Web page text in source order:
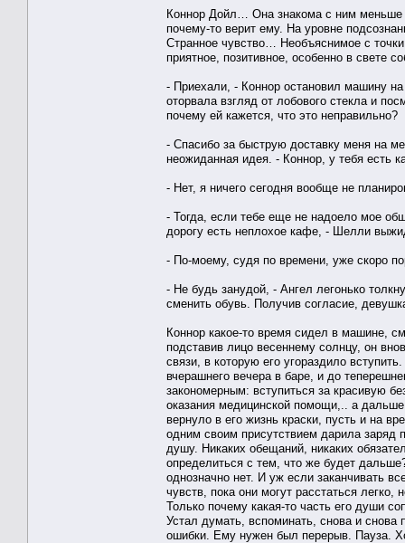
Коннор Дойл… Она знакома с ним меньше
почему-то верит ему. На уровне
Странное чувство… Необъяснимое с
приятное, позитивное, особенно в свете
- Приехали, - Коннор остановил машину
оторвала взгляд от лобового стекла и
почему ей кажется, что это неправильно?
- Спасибо за быструю доставку меня на
неожиданная идея. - Коннор, у тебя есть
- Нет, я ничего сегодня вообще не
- Тогда, если тебе еще не надоело мое
дорогу есть неплохое кафе, - Шелли
- По-моему, судя по времени, уже скоро
- Не будь занудой, - Ангел легонько
сменить обувь. Получив согласие,
Коннор какое-то время сидел в машине,
подставив лицо весеннему солнцу, он
связи, в которую его угораздило
вчерашнего вечера в баре, и до
закономерным: вступиться за красивую
оказания медицинской помощи,.. а
вернуло в его жизнь краски, пусть и на
одним своим присутствием дарила заряд
душу. Никаких обещаний, никаких
определиться с тем, что же будет
однозначно нет. И уж если заканчивать
чувств, пока они могут расстаться
Только почему какая-то часть его души
Устал думать, вспоминать, снова и снова
ошибки. Ему нужен был перерыв. Пауза.